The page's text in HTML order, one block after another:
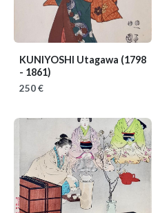
KUNIYOSHI Utagawa (1798
- 1861)
250 €